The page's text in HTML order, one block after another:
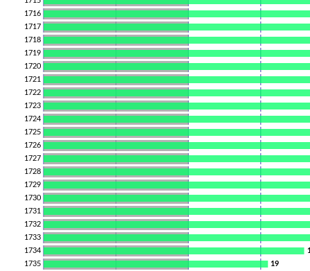
1716
1717
1718
1719
1720
1721
1722
1723
1724
1725
1726
1727
1728
1729
1730
1731
1732
1733
1734
19
1735